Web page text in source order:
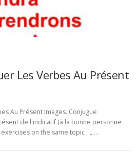
Les Verbes Au Présent
Au Présent Images. Conjugue
de l'indicatif (à la bonne personne
on the same topic : L …